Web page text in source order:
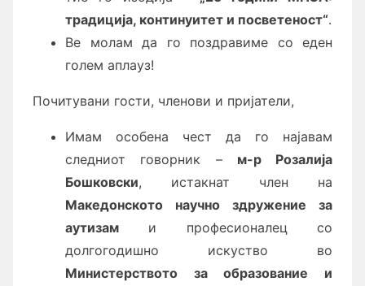
традиција, континуитет и посветеност“.
Ве молам да го поздравиме со еден
голем аплауз!
Почитувани гости, членови и пријатели,
Имам особена чест да го најавам
следниот говорник – м-р Розалија
Бошковски, истакнат член на
Македонското научно здружение за
аутизам и професионалец со
долгогодишно искуство во
Министерството за образование и